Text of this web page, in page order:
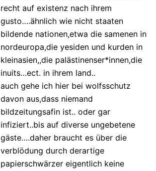
recht auf existenz nach ihrem
gusto….ähnlich wie nicht staaten
bildende nationen,etwa die samenen in
nordeuropa,die yesiden und kurden in
kleinasien,,die palästinenser*innen,die
inuits…ect. in ihrem land..
auch gehe ich hier bei wolfsschutz
davon aus,dass niemand
bildzeitungsafin ist.. oder gar
infiziert..bis auf diverse ungebetene
gäste….daher braucht es über die
verblödung durch derartige
papierschwärzer eigentlich keine